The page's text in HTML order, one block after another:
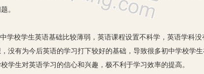
。
校学生英语基础比较薄弱，英语课程设置不科学，英语学科没
没有为今后英语的学习打下较好的基础，导致很多初中学校学
学生对英语学习的信心和兴趣，极不利于学习效率的提高。